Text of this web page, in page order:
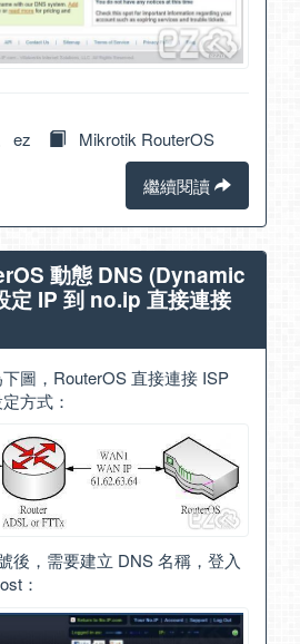
ez
Mikrotik RouterOS
繼續閱讀
動態 DNS (Dynamic
定 IP 到 no.ip 直接連接
圖，RouterOS 直接連接 ISP
方式：
後，需要建立 DNS 名稱，登入
：